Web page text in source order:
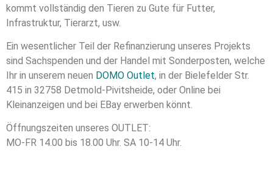
kommt vollständig den Tieren zu Gute für Futter,
Infrastruktur, Tierarzt, usw.
Ein wesentlicher Teil der Refinanzierung unseres Projekts
sind Sachspenden und der Handel mit Sonderposten, welche
Ihr in unserem neuen DOMO Outlet, in der Bielefelder Str.
415 in 32758 Detmold-Pivitsheide, oder Online bei
Kleinanzeigen und bei EBay erwerben könnt.
Öffnungszeiten unseres OUTLET:
MO-FR 14.00 bis 18.00 Uhr. SA 10-14 Uhr.